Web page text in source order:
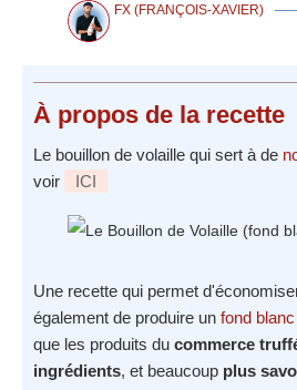
FX (FRANÇOIS-XAVIER)
À propos de la recette
Le bouillon de volaille qui sert à de
voir
ICI
Une recette qui permet
également de produire un fond blanc
que les produits du commerce
ingrédients, et beaucoup plus